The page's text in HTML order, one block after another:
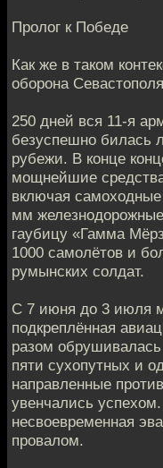
Пролог к Победе
Как же в таком
оборона
250 дней вся 11-я
безуспешно билась
рубежи. В конце
мощнейшие
включая
мм
гаубицу «Гамма
1000 самолётов и
румынских солдат.
С 7 июня до 3 июля
подкреплённая
разом
пяти сухопутных и
направленные
увенчались
несвоевременная
провалом.